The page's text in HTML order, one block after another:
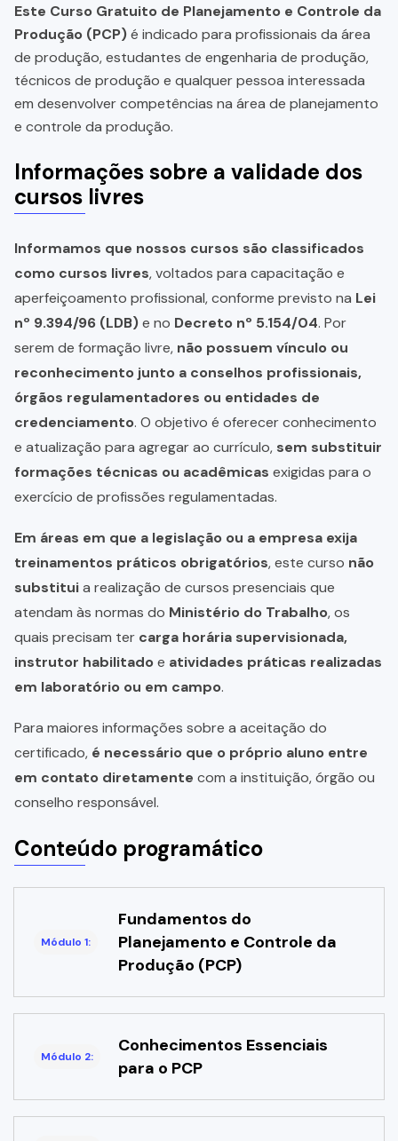
Este Curso Gratuito de Planejamento e Controle da
Produção (PCP)é indicado para profissionais da área
de produção, estudantes de engenharia de produção,
técnicos de produção e qualquer pessoa interessada
em desenvolver competências na área de planejamento
e controle da produção.
Informações sobre a validade dos
cursos livres
Informamos que nossos cursos são classificados
como cursos livres, voltados para capacitação e
aperfeiçoamento profissional, conforme previsto na Lei
nº 9.394/96 (LDB)e no Decreto nº 5.154/04. Por
serem de formação livre, não possuem vínculo ou
reconhecimento junto a conselhos profissionais,
órgãos regulamentadores ou entidades de
credenciamento. O objetivo é oferecer conhecimento
e atualização para agregar ao currículo, sem substituir
formações técnicas ou acadêmicas exigidas para o
exercício de profissões regulamentadas.
Em áreas em que a legislação ou a empresa exija
treinamentos práticos obrigatórios, este curso não
substituia realização de cursos presenciais que
atendam às normas do Ministério do Trabalho, os
quais precisam ter carga horária supervisionada,
instrutor habilitadoe atividades práticas realizadas
em laboratório ou em campo.
Para maiores informações sobre a aceitação do
certificado, é necessário que o próprio aluno entre
em contato diretamente com a instituição, órgão ou
conselho responsável.
Conteúdo programático
Módulo 1:
Fundamentos do
Planejamento e Controle da
Produção (PCP)
Módulo 2:
Conhecimentos Essenciais
para o PCP